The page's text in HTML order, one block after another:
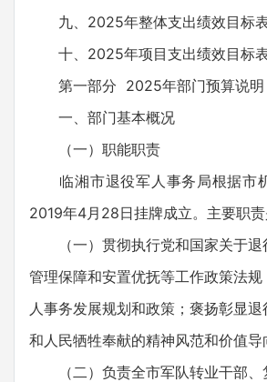
九、2025年整体支出绩效目标
十、2025年项目支出绩效目标
第一部分 2025年部门预算说明
一、部门基本概况
（一）职能职责
临湘市退役军人事务局根据市
2019年4月28日挂牌成立。主要职责
（一）贯彻执行党和国家关于退
管理保障和安置优抚等工作政策法
人事务发展规划和政策；褒扬彰显
和人民牺牲奉献的精神风范和价值导
（二）负责全市军队转业干部、